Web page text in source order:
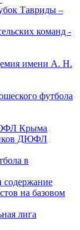
Тавриды –
команд -
имени А. Н.
футбола
Крыма
ДЮФЛ
в
содержание
на базовом
лига